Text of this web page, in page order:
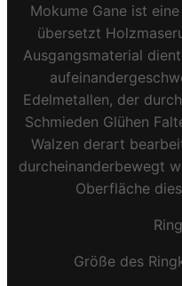
Mokume Gane ist
übersetzt
Ausgangsmaterial
Edelmetallen, der
Schmieden Glühen
Walzen derart
durcheinanderbewegt
Oberfläche
Größe des